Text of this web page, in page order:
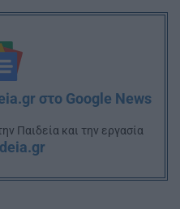
στο Google News
Παιδεία και την εργασία